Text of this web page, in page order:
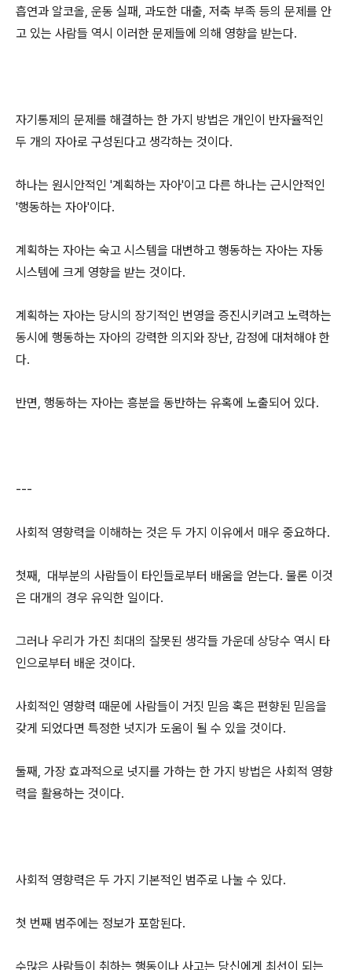
흡연과 알코올, 운동 실패, 과도한 대출, 저축 부족 등의 문제를 안
고 있는 사람들 역시 이러한 문제들에 의해 영향을 받는다.
자기통제의 문제를 해결하는 한 가지 방법은 개인이 반자율적인
두 개의 자아로 구성된다고 생각하는 것이다.
하나는 원시안적인 '계획하는 자아'이고 다른 하나는 근시안적인
'행동하는 자아'이다.
계획하는 자아는 숙고 시스템을 대변하고 행동하는 자아는 자동
시스템에 크게 영향을 받는 것이다.
계획하는 자아는 당시의 장기적인 번영을 증진시키려고 노력하는
동시에 행동하는 자아의 강력한 의지와 장난, 감정에 대처해야 한
다.
반면, 행동하는 자아는 흥분을 동반하는 유혹에 노출되어 있다.
---
사회적 영향력을 이해하는 것은 두 가지 이유에서 매우 중요하다.
첫째, 대부분의 사람들이 타인들로부터 배움을 얻는다. 물론 이것
은 대개의 경우 유익한 일이다.
그러나 우리가 가진 최대의 잘못된 생각들 가운데 상당수 역시 타
인으로부터 배운 것이다.
사회적인 영향력 때문에 사람들이 거짓 믿음 혹은 편향된 믿음을
갖게 되었다면 특정한 넛지가 도움이 될 수 있을 것이다.
둘째, 가장 효과적으로 넛지를 가하는 한 가지 방법은 사회적 영향
력을 활용하는 것이다.
사회적 영향력은 두 가지 기본적인 범주로 나눌 수 있다.
첫 번째 범주에는 정보가 포함된다.
수많은 사람들이 취하는 행동이나 사고는 당신에게 최선이 되는